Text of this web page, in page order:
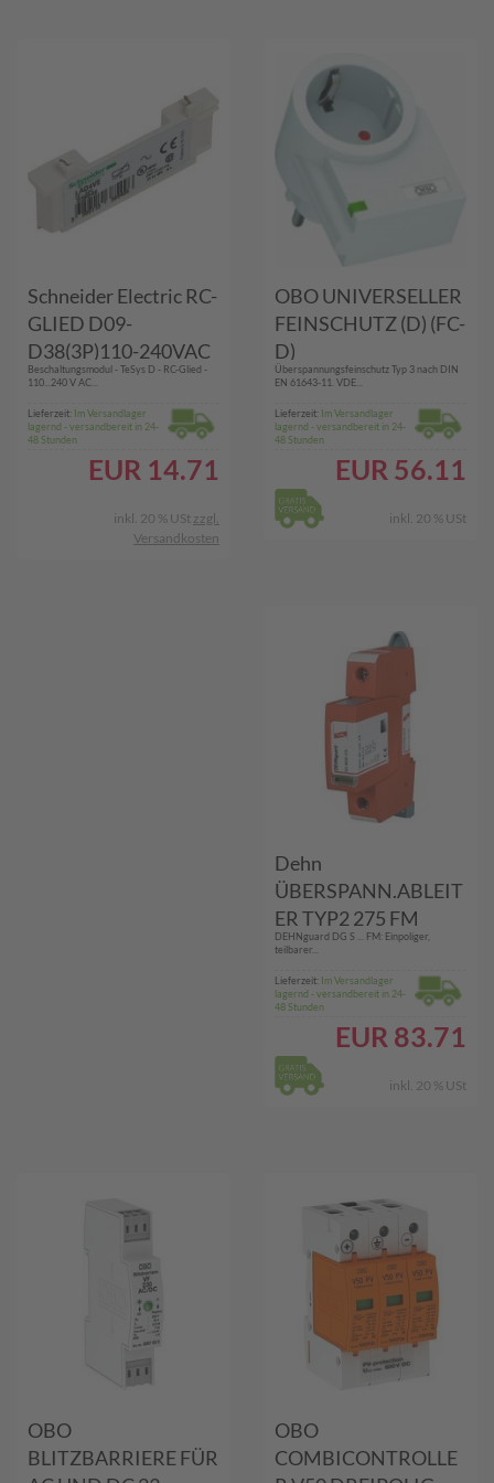
Schneider Electric RC-
GLIED D09-
D38(3P)110-240VAC
(LAD4RCU)
Beschaltungsmodul - TeSys D - RC-Glied -
110...240 V AC...
Lieferzeit: Im Versandlager
lagernd - versandbereit in 24-
48 Stunden
EUR 14.71
inkl. 20 % USt zzgl.
Versandkosten
OBO UNIVERSELLER
FEINSCHUTZ (D) (FC-
D)
Überspannungsfeinschutz Typ 3 nach DIN
EN 61643-11. VDE...
Lieferzeit: Im Versandlager
lagernd - versandbereit in 24-
48 Stunden
EUR 56.11
inkl. 20 % USt
Dehn
ÜBERSPANN.ABLEIT
ER TYP2 275 FM
(952090)
DEHNguard DG S ... FM: Einpoliger,
teilbarer...
Lieferzeit: Im Versandlager
lagernd - versandbereit in 24-
48 Stunden
EUR 83.71
inkl. 20 % USt
OBO
BLITZBARRIERE FÜR
OBO
COMBICONTROLLE